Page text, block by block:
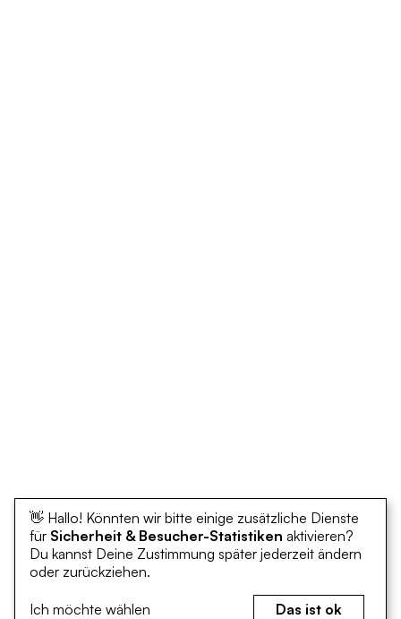
👋 Hallo! Könnten wir bitte einige zusätzliche Dienste
für Sicherheit & Besucher-Statistiken aktivieren?
Du kannst Deine Zustimmung später jederzeit ändern
oder zurückziehen.
Ich möchte wählen Das ist ok